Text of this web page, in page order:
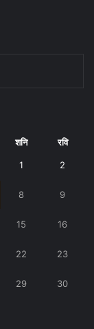
शनि रवि
1 2
8 9
15 16
22 23
29 30